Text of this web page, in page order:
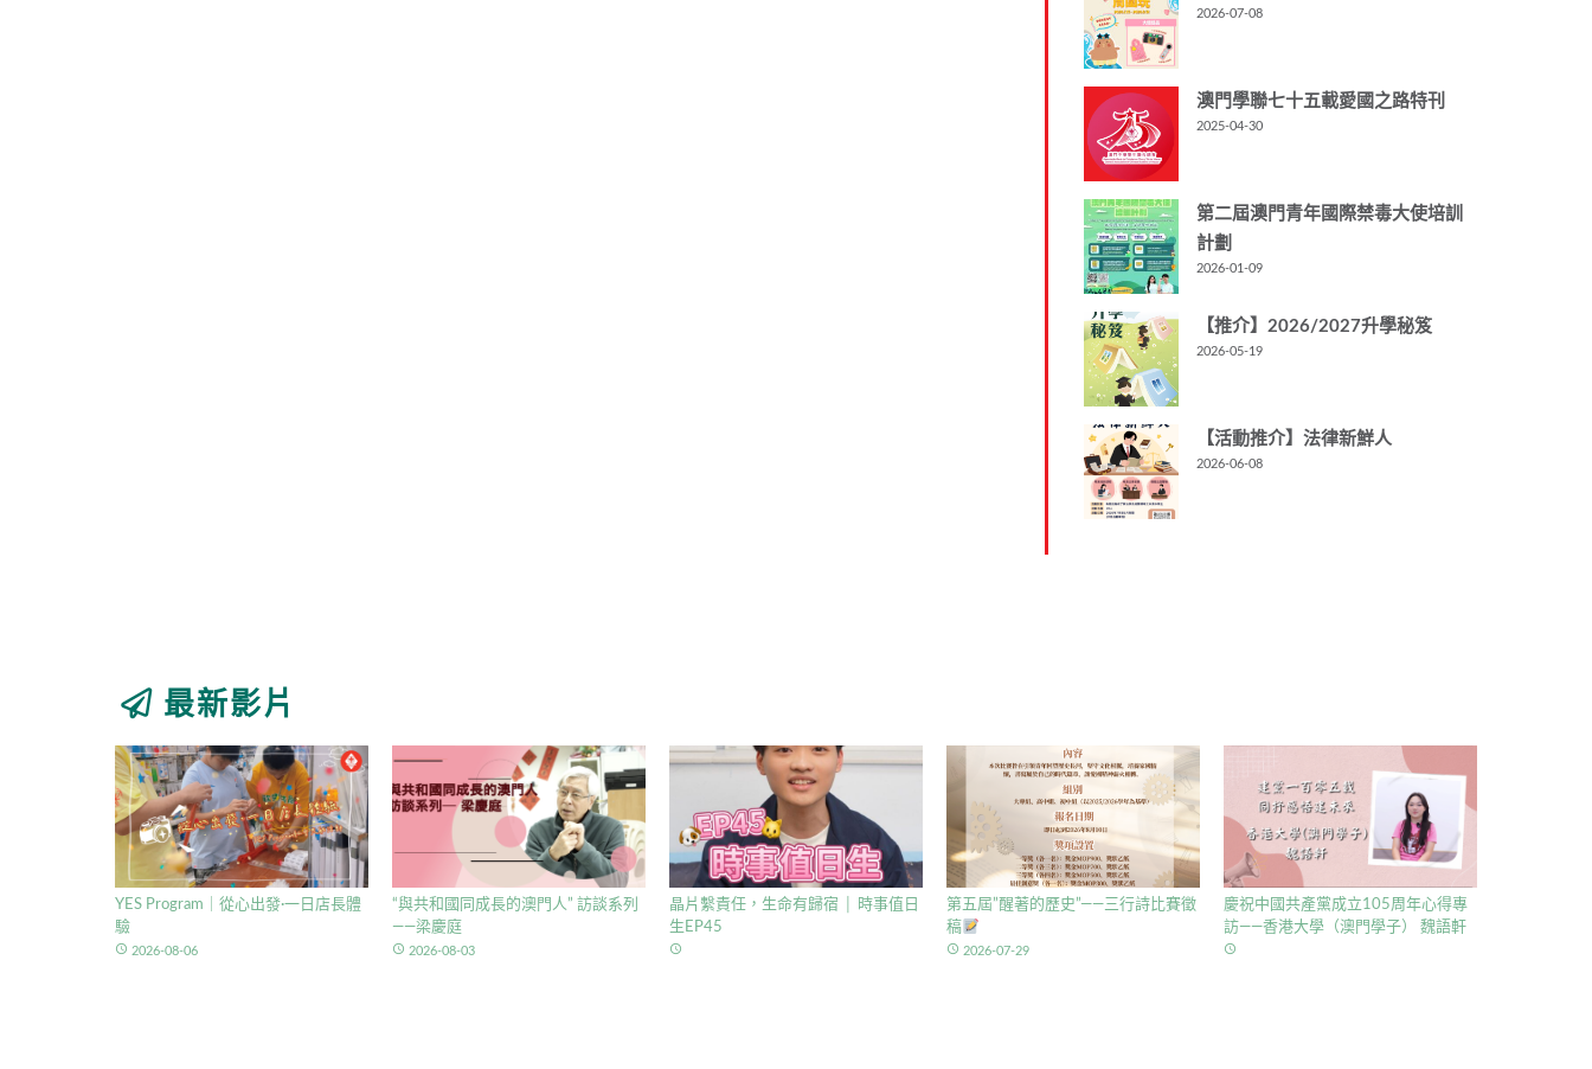
2026-07-08
澳門學聯七十五載愛國之路特刊
2025-04-30
第二屆澳門青年國際禁毒大使培訓
計劃
2026-01-09
【推介】2026/2027升學秘笈
2026-05-19
【活動推介】法律新鮮人
2026-06-08
最新影片
YES Program｜從心出發·一日店長體
驗
access_time 2026-08-06
“與共和國同成長的澳門人” 訪談系列
——梁慶庭
access_time 2026-08-03
晶片繫責任，生命有歸宿 │ 時事值日
生EP45
access_time
第五屆”醒著的歷史”——三行詩比賽徵
稿
access_time 2026-07-29
慶祝中國共產黨成立105周年心得專
訪——香港大學（澳門學子） 魏語軒
access_time